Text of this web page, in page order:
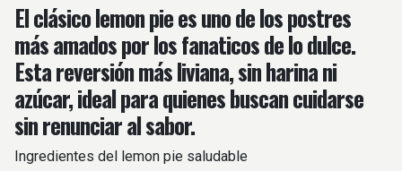
El clásico lemon pie es uno de los postres
más amados por los fanaticos de lo dulce.
Esta reversión más liviana, sin harina ni
azúcar, ideal para quienes buscan cuidarse
sin renunciar al sabor.
Ingredientes del lemon pie saludable